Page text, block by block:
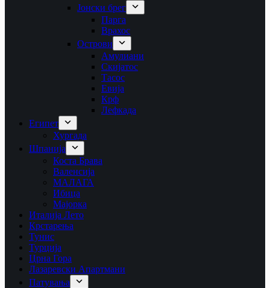
Јонски брег
Парга
Врахос
Острови
Амулиани
Скијатос
Тасос
Евија
Крф
Лефкада
Египет
Хургада
Шпанија
Коста Брава
Валенсија
МАЛАГА
Ибица
Мајорка
Италија Лето
Крстарења
Тунис
Турција
Црна Гора
Лазаревски Апартмани
Патувања